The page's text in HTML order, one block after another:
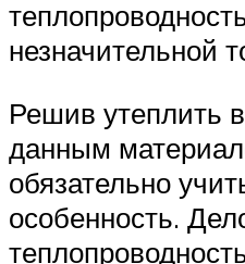
незначительной
Решив утеплить
данным
обязательно
особенность.